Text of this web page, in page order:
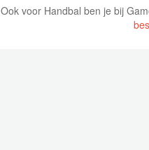
Ook voor Handbal ben je bij